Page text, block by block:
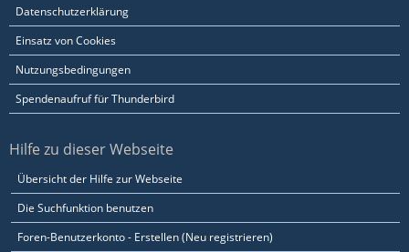
Datenschutzerklärung
Einsatz von Cookies
Nutzungsbedingungen
Spendenaufruf für Thunderbird
Hilfe zu dieser Webseite
Übersicht der Hilfe zur Webseite
Die Suchfunktion benutzen
Foren-Benutzerkonto - Erstellen (Neu registrieren)